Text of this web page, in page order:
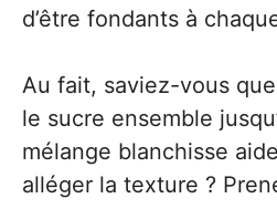
d’être fondants à
Au fait, saviez-vous
le sucre ensemble
mélange blanchisse
alléger la texture ?